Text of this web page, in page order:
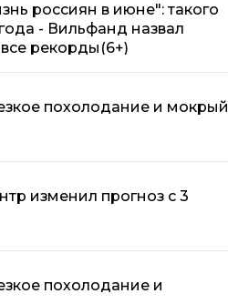
россиян в июне": такого
- Вильфанд назвал
рекорды (6+)
похолодание и мокрый
изменил прогноз с 3
похолодание и